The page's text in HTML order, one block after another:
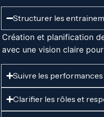
Structurer les
Création et planification
avec une vision claire
Suivre les
Clarifier les rôles et